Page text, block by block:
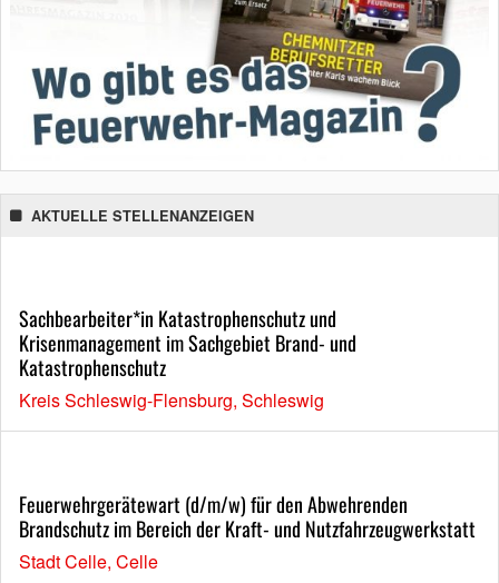
AKTUELLE STELLENANZEIGEN
Sachbearbeiter*in Katastrophenschutz und
Krisenmanagement im Sachgebiet Brand- und
Katastrophenschutz
Kreis Schleswig-Flensburg, Schleswig
Feuerwehrgerätewart (d/m/w) für den Abwehrenden
Brandschutz im Bereich der Kraft- und Nutzfahrzeugwerkstatt
Stadt Celle, Celle